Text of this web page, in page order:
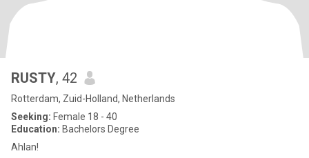
RUSTY, 42
Rotterdam, Zuid-Holland, Netherlands
Seeking: Female 18 - 40
Education: Bachelors Degree
Ahlan!